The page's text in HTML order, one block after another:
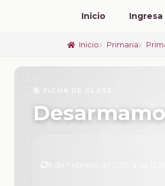
Inicio Ingresa
Inicio Primaria
📚 FICHA DE CLASE